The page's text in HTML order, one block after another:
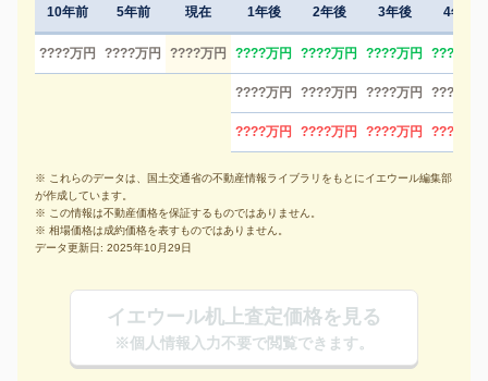
10年前 5年前 現在
????万円 ????万円 ????万円
1年後 2年後 3年後 4年後
????万円 ????万円 ????万円 ????万円
????万円 ????万円 ????万円 ????万円
????万円 ????万円 ????万円 ????万円
※ これらのデータは、国土交通省の不動産情報ライブラリをもとにイエウール編集部
が作成しています。
※ この情報は不動産価格を保証するものではありません。
※ 相場価格は成約価格を表すものではありません。
データ更新日: 2025年10月29日
イエウール机上査定価格を見る
※個人情報入力不要で閲覧できます。